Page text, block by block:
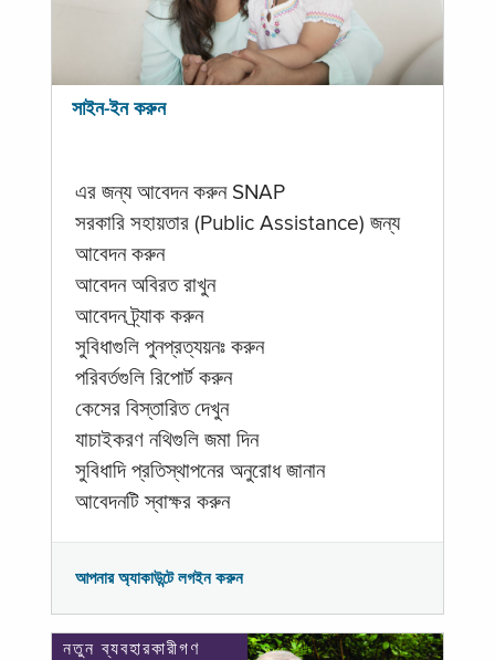
সাইন-ইন করুন
এর জন্য আবেদন করুন SNAP
সরকারি সহায়তার (Public Assistance) জন্য
আবেদন করুন
আবেদন অবিরত রাখুন
আবেদন ট্র্যাক করুন
সুবিধাগুলি পুনপ্রত্যয়নঃ করুন
পরিবর্তগুলি রিপোর্ট করুন
কেসের বিস্তারিত দেখুন
যাচাইকরণ নথিগুলি জমা দিন
সুবিধাদি প্রতিস্থাপনের অনুরোধ জানান
আবেদনটি স্বাক্ষর করুন
আপনার অ্যাকাউন্টে লগইন করুন
নতুন ব্যবহারকারীগণ